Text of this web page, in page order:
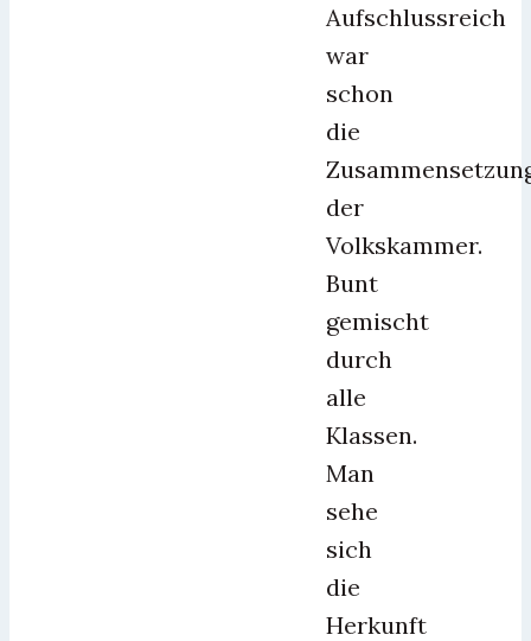
Aufschlussreich
war
schon
die
der
Volkskammer.
Bunt
gemischt
durch
alle
Klassen.
Man
sehe
sich
die
Herkunft